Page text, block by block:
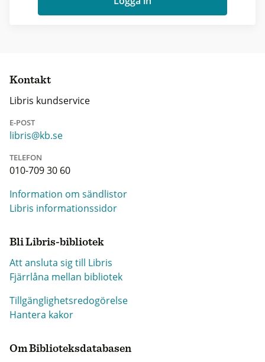
Kontakt
Libris kundservice
E-POST
libris@kb.se
TELEFON
010-709 30 60
Information om sändlistor
Libris informationssidor
Bli Libris-bibliotek
Att ansluta sig till Libris
Fjärrlåna mellan bibliotek
Tillgänglighetsredogörelse
Hantera kakor
Om Biblioteksdatabasen